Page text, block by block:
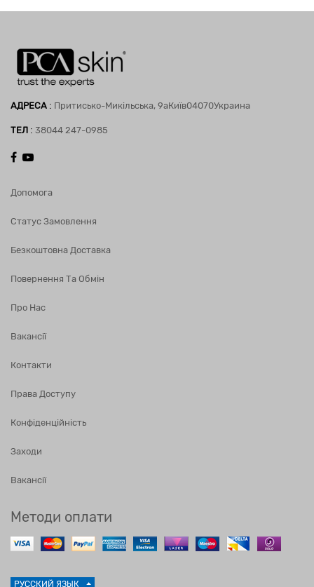
АДРЕСА : Притисько-Микільська, 9аКиїв04070Украина
ТЕЛ : 38044 247-0985
Допомога
Статус Замовлення
Безкоштовна Доставка
Повернення Та Обмін
Про Нас
Вакансії
Контакти
Права Доступу
Конфіденційність
Заходи
Вакансії
Методи оплати
РУССКИЙ ЯЗЫК